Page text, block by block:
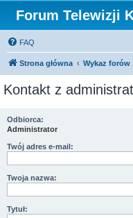
Forum Telewizji
FAQ
Strona główna Wykaz forów
Kontakt z
Odbiorca:
Administrator
Twój adres e-mail:
Twoja nazwa:
Tytuł: